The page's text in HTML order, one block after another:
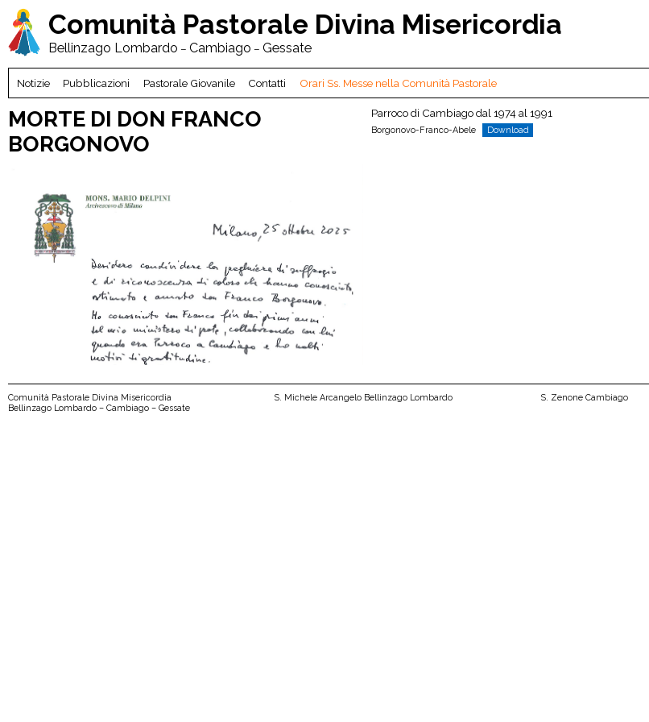
Comunità Pastorale Divina Misericordia
Bellinzago Lombardo – Cambiago – Gessate
Notizie Pubblicazioni Pastorale Giovanile Contatti Orari Ss. Messe nella Comunità Pastorale
MORTE DI DON FRANCO
BORGONOVO
Parroco di Cambiago dal 1974 al 1991
Borgonovo-Franco-Abele Download
Comunità Pastorale Divina Misericordia
Bellinzago Lombardo – Cambiago – Gessate
S. Michele Arcangelo Bellinzago Lombardo S. Zenone Cambiago